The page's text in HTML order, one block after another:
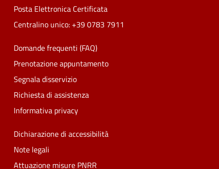
Posta Elettronica Certificata
Centralino unico: +39 0783 7911
Domande frequenti (FAQ)
Prenotazione appuntamento
Segnala disservizio
Richiesta di assistenza
Informativa privacy
Dichiarazione di accessibilità
Note legali
Attuazione misure PNRR